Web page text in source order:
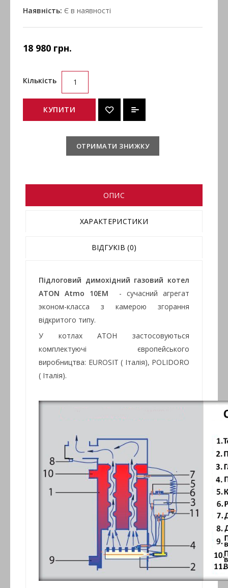
Наявність: Є в наявності
18 980 грн.
Кількість
КУПИТИ
ОТРИМАТИ ЗНИЖКУ
ОПИС
ХАРАКТЕРИСТИКИ
ВІДГУКІВ (0)
Підлоговий димохідний газовий котел
ATON Atmo 10ЕM - сучасний агрегат
эконом-класса з камерою згорання
відкритого типу.
У котлах АТОН застосовуються
комплектуючі європейського
виробництва: EUROSIT ( Італія), POLIDORO
( Італія).